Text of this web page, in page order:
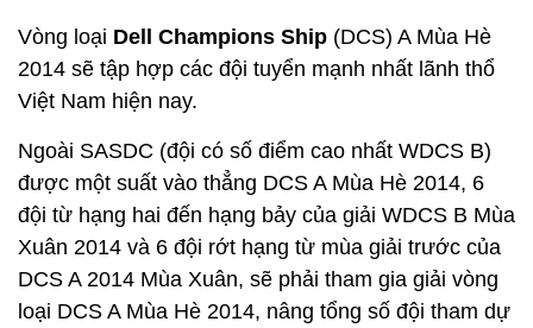
Vòng loại Dell Champions Ship (DCS) A Mùa Hè
2014 sẽ tập hợp các đội tuyển mạnh nhất lãnh thổ
Việt Nam hiện nay.
Ngoài SASDC (đội có số điểm cao nhất WDCS B)
được một suất vào thẳng DCS A Mùa Hè 2014, 6
đội từ hạng hai đến hạng bảy của giải WDCS B Mùa
Xuân 2014 và 6 đội rớt hạng từ mùa giải trước của
DCS A 2014 Mùa Xuân, sẽ phải tham gia giải vòng
loại DCS A Mùa Hè 2014, nâng tổng số đội tham dự